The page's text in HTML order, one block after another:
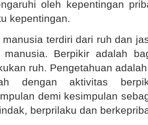
oleh kepentingan
kepentingan.
manusia terdiri dari ruh dan
manusia. Berpikir adalah
ruh. Pengetahuan
dengan aktivitas
demi kesimpulan
berprilaku dan